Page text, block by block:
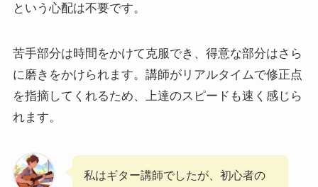
という心配は不要です。
苦手部分は時間をかけて克服でき、得意な部分はさら
に磨きをかけられます。講師がリアルタイムで修正点
を指摘してくれるため、上達のスピードも速く感じら
れます。
私はギター講師でしたが、初心者の